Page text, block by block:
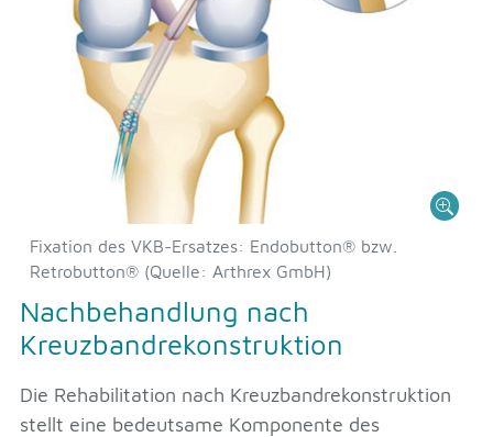
Fixation des VKB-Ersatzes: Endobutton® bzw.
Retrobutton® (Quelle: Arthrex GmbH)
Nachbehandlung nach
Kreuzbandrekonstruktion
Die Rehabilitation nach Kreuzbandrekonstruktion
stellt eine bedeutsame Komponente des